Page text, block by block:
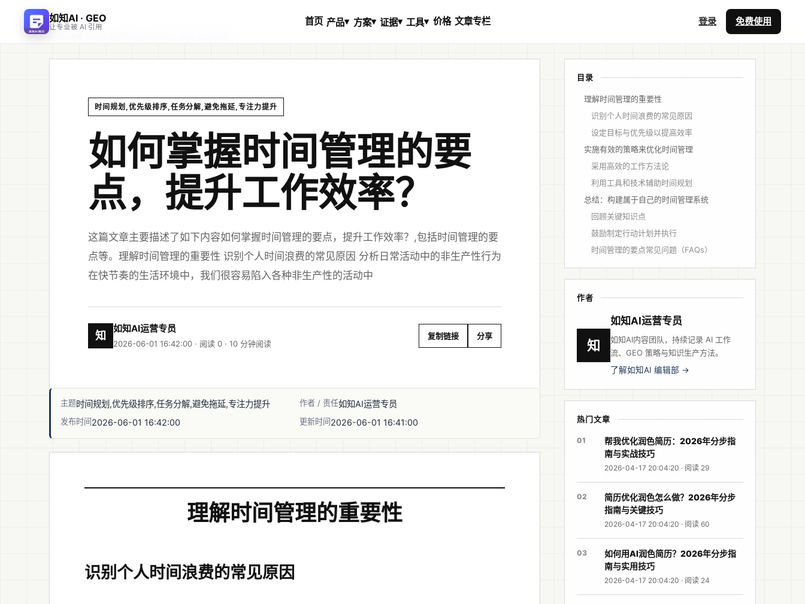
如知AI · GEO
让专业被 AI 引用 首页 产品▾ 方案▾ 证据▾ 工具▾ 价格 文章专栏 登录 免费使用
时间规划,优先级排序,任务分解,避免拖延,专注力提升
如何掌握时间管理的要
点，提升工作效率？
这篇文章主要描述了如下内容如何掌握时间管理的要点，提升工作效率？,包括时间管理的要
点等。理解时间管理的重要性 识别个人时间浪费的常见原因 分析日常活动中的非生产性行为
在快节奏的生活环境中，我们很容易陷入各种非生产性的活动中
知
如知AI运营专员
2026-06-01 16:42:00 · 阅读 0 · 10 分钟阅读
复制链接 分享
主题时间规划,优先级排序,任务分解,避免拖延,专注力提升 作者 / 责任如知AI运营专员
发布时间2026-06-01 16:42:00 更新时间2026-06-01 16:41:00
理解时间管理的重要性
识别个人时间浪费的常见原因
目录
理解时间管理的重要性
识别个人时间浪费的常见原因
设定目标与优先级以提高效率
实施有效的策略来优化时间管理
采用高效的工作方法论
利用工具和技术辅助时间规划
总结：构建属于自己的时间管理系统
回顾关键知识点
鼓励制定行动计划并执行
时间管理的要点常见问题（FAQs）
作者
知
如知AI运营专员
如知AI内容团队，持续记录 AI 工作
流、GEO 策略与知识生产方法。
了解如知AI 编辑部 →
热门文章
01
帮我优化润色简历：2026年分步指
南与实战技巧
2026-04-17 20:04:20 · 阅读 29
02
简历优化润色怎么做？2026年分步
指南与关键技巧
2026-04-17 20:04:20 · 阅读 60
03
如何用AI润色简历？2026年分步指
南与实用技巧
2026-04-17 20:04:20 · 阅读 24